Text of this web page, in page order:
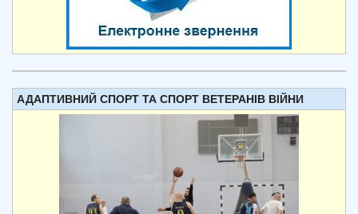
АДАПТИВНИЙ СПОРТ ТА СПОРТ ВЕТЕРАНІВ ВІЙНИ